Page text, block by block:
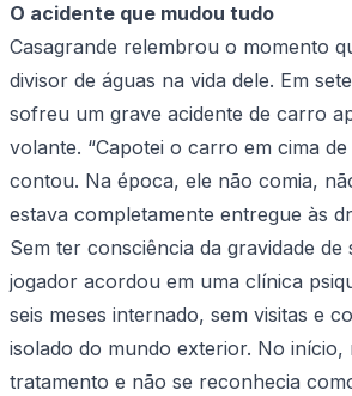
O acidente que mudou tudo
Casagrande relembrou o momento
divisor de águas na vida dele. Em
sofreu um grave acidente de carro
volante. “Capotei o carro em cima de
contou. Na época, ele não comia,
estava completamente entregue às
Sem ter consciência da gravidade
jogador acordou em uma clínica
seis meses internado, sem visitas e
isolado do mundo exterior. No início,
tratamento e não se reconhecia